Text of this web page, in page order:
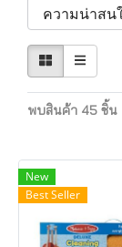
พบสินค้า 45 ชิ้น
New
Best Seller